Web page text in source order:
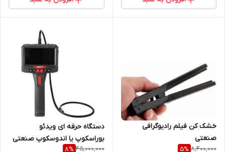
خشک کن فیلم رادیوگرافی
صنعتی
8,400,000
5%
دستگاه حرفه ای ویدئو
بوراسکوپ یا اندوسکوپ صنعتی
45,000,000
8%